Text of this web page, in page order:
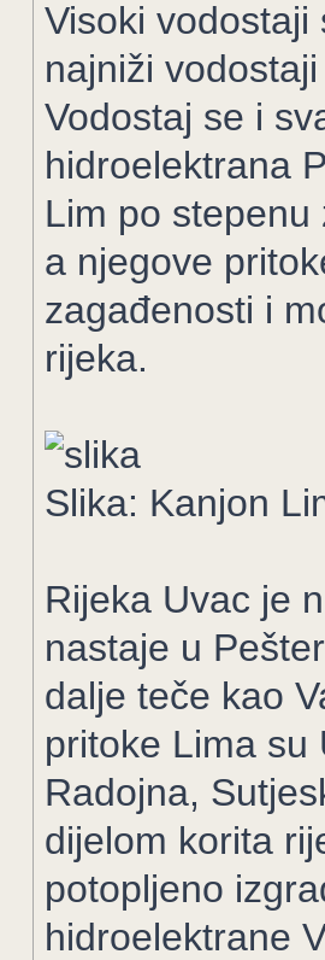
Visoki
najniži
Vodostaj se i
hidroelektrana
Lim po
a njegove
zagađenosti i
rijeka.
Slika: Kanjon
Rijeka Uvac je
nastaje u
dalje teče kao
pritoke Lima su
Radojna,
dijelom korita
potopljeno
hidroelektrane